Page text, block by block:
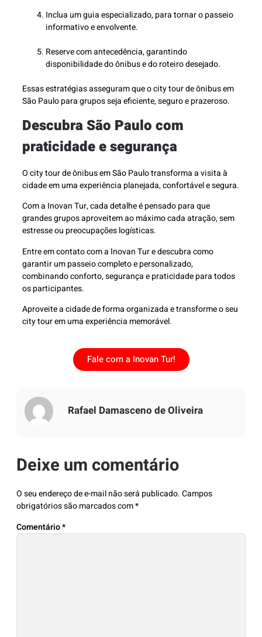
Inclua um guia especializado, para tornar o passeio
informativo e envolvente.
Reserve com antecedência, garantindo
disponibilidade do ônibus e do roteiro desejado.
Essas estratégias asseguram que o city tour de ônibus em
São Paulo para grupos seja eficiente, seguro e prazeroso.
Descubra São Paulo com
praticidade e segurança
O city tour de ônibus em São Paulo transforma a visita à
cidade em uma experiência planejada, confortável e segura.
Com a Inovan Tur, cada detalhe é pensado para que
grandes grupos aproveitem ao máximo cada atração, sem
estresse ou preocupações logísticas.
Entre em contato com a Inovan Tur e descubra como
garantir um passeio completo e personalizado,
combinando conforto, segurança e praticidade para todos
os participantes.
Aproveite a cidade de forma organizada e transforme o seu
city tour em uma experiência memorável.
Fale com a Inovan Tur!
Rafael Damasceno de Oliveira
Deixe um comentário
O seu endereço de e-mail não será publicado.Campos
obrigatórios são marcados com*
Comentário*